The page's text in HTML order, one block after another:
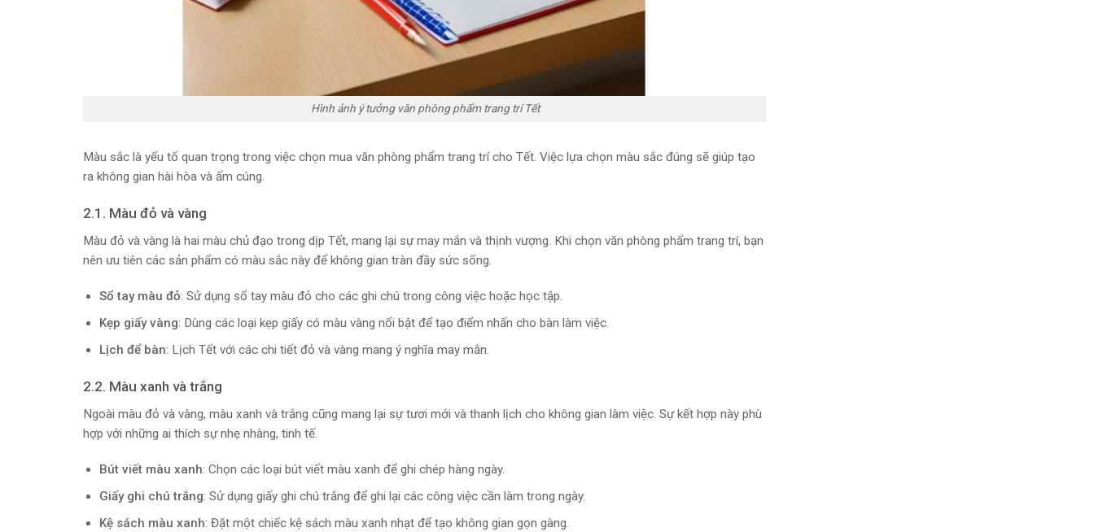
Hình ảnh ý tưởng văn phòng phẩm trang trí Tết
Màu sắc là yếu tố quan trọng trong việc chọn mua văn phòng phẩm trang trí cho Tết. Việc lựa chọn màu sắc đúng sẽ giúp tạo
ra không gian hài hòa và ấm cúng.
2.1. Màu đỏ và vàng
Màu đỏ và vàng là hai màu chủ đạo trong dịp Tết, mang lại sự may mắn và thịnh vượng. Khi chọn văn phòng phẩm trang trí, bạn
nên ưu tiên các sản phẩm có màu sắc này để không gian tràn đầy sức sống.
Sổ tay màu đỏ: Sử dụng sổ tay màu đỏ cho các ghi chú trong công việc hoặc học tập.
Kẹp giấy vàng: Dùng các loại kẹp giấy có màu vàng nổi bật để tạo điểm nhấn cho bàn làm việc.
Lịch để bàn: Lịch Tết với các chi tiết đỏ và vàng mang ý nghĩa may mắn.
2.2. Màu xanh và trắng
Ngoài màu đỏ và vàng, màu xanh và trắng cũng mang lại sự tươi mới và thanh lịch cho không gian làm việc. Sự kết hợp này phù
hợp với những ai thích sự nhẹ nhàng, tinh tế.
Bút viết màu xanh: Chọn các loại bút viết màu xanh để ghi chép hàng ngày.
Giấy ghi chú trắng: Sử dụng giấy ghi chú trắng để ghi lại các công việc cần làm trong ngày.
Kệ sách màu xanh: Đặt một chiếc kệ sách màu xanh nhạt để tạo không gian gọn gàng.